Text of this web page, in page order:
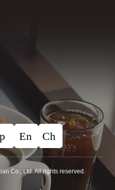
Co., Ltd. All rights reserved.